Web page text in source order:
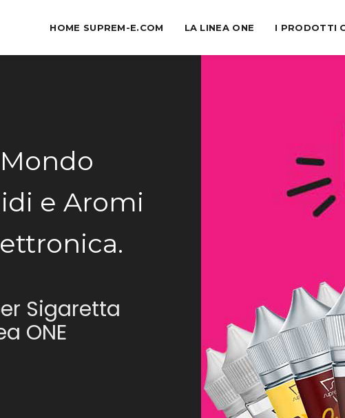
HOME SUPREM-E.COM LA LINEA ONE I PRODOTTI
e Aromi
Sigaretta
ONE